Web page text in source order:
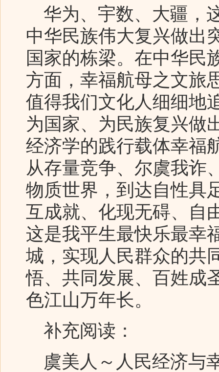
华为、宇数、大疆，
中华民族伟大复兴做出
国家的栋梁。在中华民
方面，幸福航母之文旅
值得我们文化人细细地
为国家、为民族复兴做
经济学的践行载体幸福
从存量竞争、尔虞我诈
物质世界，到达自性具
互成就、化现无碍、自
这是我平生最快乐最幸
城，实现人民群众的共
悟、共同发展、百姓成
色江山万年长。
补充阅读：
虞美人～人民经济与